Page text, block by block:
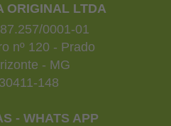
ORIGINAL LTDA
0001-01
nº 120 - Prado
- MG
148
- WHATS APP